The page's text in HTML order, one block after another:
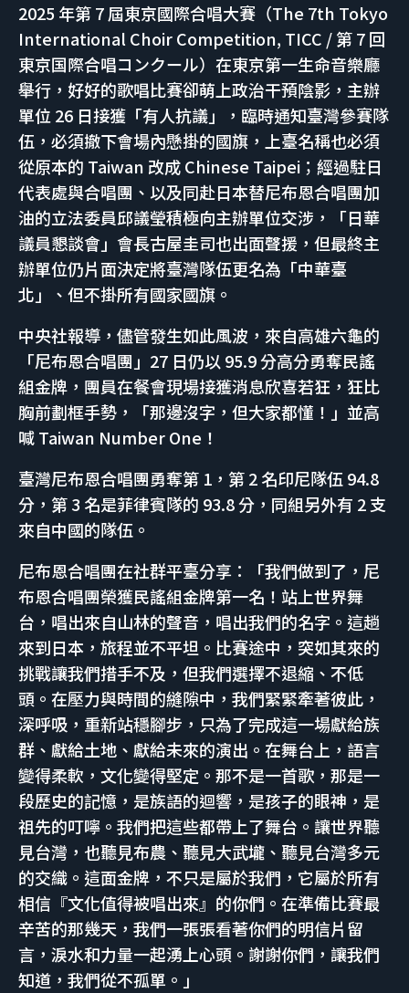
2025 年第 7 屆東京國際合唱大賽（The 7th Tokyo
International Choir Competition, TICC / 第 7 回
東京国際合唱コンクール）在東京第一生命音樂廳
舉行，好好的歌唱比賽卻萌上政治干預陰影，主辦
單位 26 日接獲「有人抗議」，臨時通知臺灣參賽隊
伍，必須撤下會場內懸掛的國旗，上臺名稱也必須
從原本的 Taiwan 改成 Chinese Taipei；經過駐日
代表處與合唱團、以及同赴日本替尼布恩合唱團加
油的立法委員邱議瑩積極向主辦單位交涉，「日華
議員懇談會」會長古屋圭司也出面聲援，但最終主
辦單位仍片面決定將臺灣隊伍更名為「中華臺
北」、但不掛所有國家國旗。
中央社報導，儘管發生如此風波，來自高雄六龜的
「尼布恩合唱團」27 日仍以 95.9 分高分勇奪民謠
組金牌，團員在餐會現場接獲消息欣喜若狂，狂比
胸前劃框手勢，「那邊沒字，但大家都懂！」並高
喊 Taiwan Number One！
臺灣尼布恩合唱團勇奪第 1，第 2 名印尼隊伍 94.8
分，第 3 名是菲律賓隊的 93.8 分，同組另外有 2 支
來自中國的隊伍。
尼布恩合唱團在社群平臺分享：「我們做到了，尼
布恩合唱團榮獲民謠組金牌第一名！站上世界舞
台，唱出來自山林的聲音，唱出我們的名字。這趟
來到日本，旅程並不平坦。比賽途中，突如其來的
挑戰讓我們措手不及，但我們選擇不退縮、不低
頭。在壓力與時間的縫隙中，我們緊緊牽著彼此，
深呼吸，重新站穩腳步，只為了完成這一場獻給族
群、獻給土地、獻給未來的演出。在舞台上，語言
變得柔軟，文化變得堅定。那不是一首歌，那是一
段歷史的記憶，是族語的迴響，是孩子的眼神，是
祖先的叮嚀。我們把這些都帶上了舞台。讓世界聽
見台灣，也聽見布農、聽見大武壠、聽見台灣多元
的交織。這面金牌，不只是屬於我們，它屬於所有
相信『文化值得被唱出來』的你們。在準備比賽最
辛苦的那幾天，我們一張張看著你們的明信片留
言，淚水和力量一起湧上心頭。謝謝你們，讓我們
知道，我們從不孤單。」